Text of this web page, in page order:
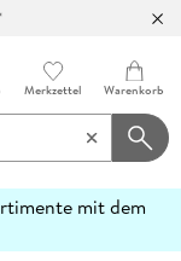
Merkzettel Warenkorb
mit dem